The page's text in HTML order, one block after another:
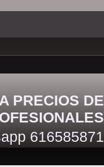
PRECIOS DE
616585871